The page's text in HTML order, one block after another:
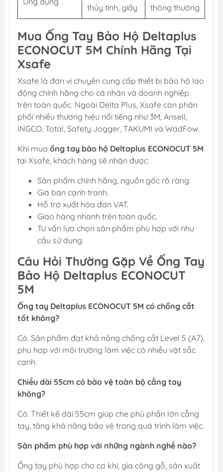
thủy tinh, giấy
thông thường
Mua Ống Tay Bảo Hộ Deltaplus
ECONOCUT 5M Chính Hãng Tại
Xsafe
Xsafe là đơn vị chuyên cung cấp thiết bị bảo hộ lao
động chính hãng cho cá nhân và doanh nghiệp
trên toàn quốc. Ngoài Delta Plus, Xsafe còn phân
phối nhiều thương hiệu nổi tiếng như 3M, Ansell,
INGCO, Total, Safety Jogger, TAKUMI và WadFow.
Khi mua ống tay bảo hộ Deltaplus ECONOCUT 5M
tại Xsafe, khách hàng sẽ nhận được:
Sản phẩm chính hãng, nguồn gốc rõ ràng.
Giá bán cạnh tranh.
Hỗ trợ xuất hóa đơn VAT.
Giao hàng nhanh trên toàn quốc.
Tư vấn lựa chọn sản phẩm phù hợp với nhu
cầu sử dụng.
Câu Hỏi Thường Gặp Về Ống Tay
Bảo Hộ Deltaplus ECONOCUT
5M
Ống tay Deltaplus ECONOCUT 5M có chống cắt
tốt không?
Có. Sản phẩm đạt khả năng chống cắt Level 5 (A7),
phù hợp với môi trường làm việc có nhiều vật sắc
cạnh.
Chiều dài 55cm có bảo vệ toàn bộ cẳng tay
không?
Có. Thiết kế dài 55cm giúp che phủ phần lớn cẳng
tay, tăng khả năng bảo vệ trong quá trình làm việc.
Sản phẩm phù hợp với những ngành nghề nào?
Ống tay phù hợp cho cơ khí, gia công gỗ, sản xuất